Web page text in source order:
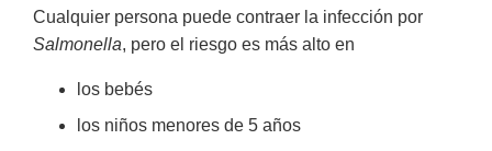
Cualquier persona puede contraer la infección por
Salmonella, pero el riesgo es más alto en
los bebés
los niños menores de 5 años